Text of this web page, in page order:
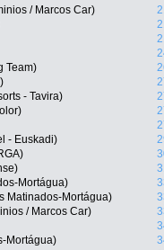
/ Marcos Car)
Team)
- Tavira)
- Euskadi)
Mortágua)
Matinados-Mortágua)
/ Marcos Car)
Mortágua)